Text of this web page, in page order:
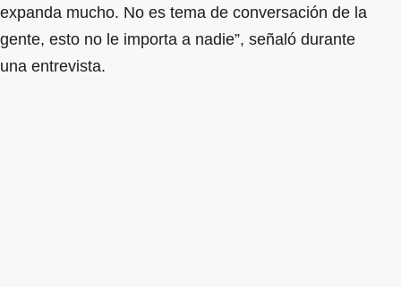
expanda mucho. No es tema de conversación de la
gente, esto no le importa a nadie”, señaló durante
una entrevista.